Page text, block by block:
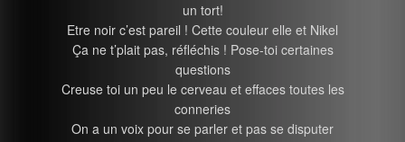
un tort!
Etre noir c’est pareil ! Cette couleur elle et Nikel
Ça ne t’plait pas, réfléchis ! Pose-toi certaines
questions
Creuse toi un peu le cerveau et effaces toutes les
conneries
On a un voix pour se parler et pas se disputer